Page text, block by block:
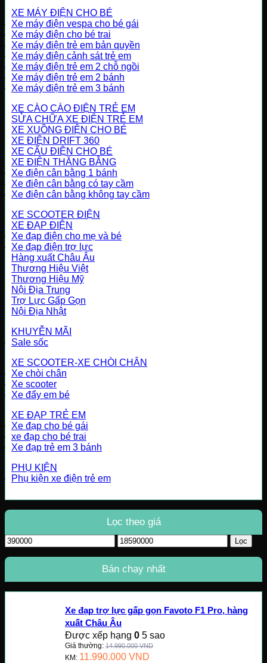
XE MÁY ĐIỆN CHO BÉ
Xe máy điện vespa cho bé gái
Xe máy điện cho bé trai
Xe máy điện trẻ em bản quyền
Xe máy điện cảnh sát trẻ em
Xe máy điện trẻ em 2 chỗ ngồi
Xe máy điện trẻ em 2 bánh
Xe máy điện trẻ em 3 bánh
XE CÀO CÀO ĐIỆN TRẺ EM
SỬA CHỮA XE ĐIỆN TRẺ EM
XE XUỒNG ĐIỆN CHO BÉ
XE ĐIỆN DRIFT 360
XE CẨU ĐIỆN CHO BÉ
XE ĐIỆN THĂNG BẰNG
Xe điện cân bằng 1 bánh
Xe điện cân bằng có tay cầm
Xe điện cân bằng không tay cầm
XE SCOOTER ĐIỆN
XE ĐẠP ĐIỆN
Xe đạp điện cho mẹ và bé
Xe đạp điện trợ lực
Hàng xuất Châu Âu
Thương Hiệu Việt
Thương Hiệu Mỹ
Nội Địa Trung
Trợ Lực Gấp Gọn
Nội Địa Nhật
KHUYỄN MÃI
Sale sốc
XE SCOOTER-XE CHÒI CHÂN
Xe chòi chân
Xe scooter
Xe đẩy em bé
XE ĐẠP TRẺ EM
Xe đạp cho bé gái
xe đạp cho bé trai
Xe đạp trẻ em 3 bánh
PHỤ KIỆN
Phụ kiện xe điện trẻ em
Lọc theo giá
Giá
tối
thiểu
Giá
tối
Lọc
Bán chạy nhất
Xe đạp trợ lực gấp gọn Favoto F1 Pro, hàng
xuất Châu Âu
Được xếp hạng 0 5 sao
Giá thường: 14.990.000VND
KM: 11.990.000 VND